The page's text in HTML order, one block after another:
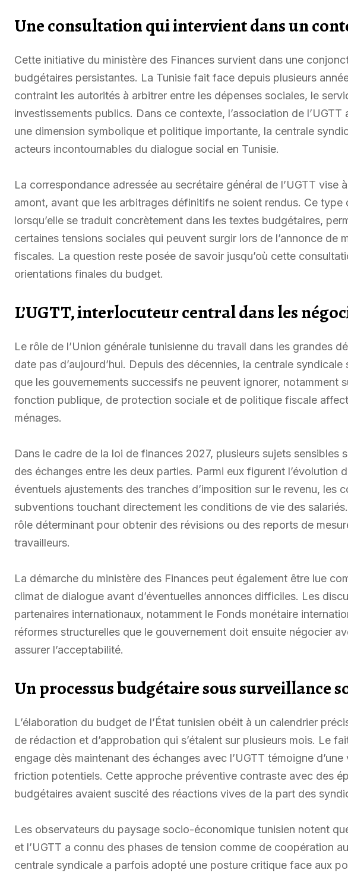
Une consultation qui intervient dans un
Cette initiative du ministère des Finances survient dans une
budgétaires persistantes. La Tunisie fait face depuis plusieurs
contraint les autorités à arbitrer entre les dépenses sociales, le
investissements publics. Dans ce contexte, l’association de
une dimension symbolique et politique importante, la centrale
acteurs incontournables du dialogue social en Tunisie.
La correspondance adressée au secrétaire général de l’UGTT vise
amont, avant que les arbitrages définitifs ne soient rendus. Ce
lorsqu’elle se traduit concrètement dans les textes budgétaires,
certaines tensions sociales qui peuvent surgir lors de l’annonce de
fiscales. La question reste posée de savoir jusqu’où cette
orientations finales du budget.
L’UGTT, interlocuteur central dans les
Le rôle de l’Union générale tunisienne du travail dans les grandes
date pas d’aujourd’hui. Depuis des décennies, la centrale
que les gouvernements successifs ne peuvent ignorer, notamment
fonction publique, de protection sociale et de politique fiscale
ménages.
Dans le cadre de la loi de finances 2027, plusieurs sujets sensibles
des échanges entre les deux parties. Parmi eux figurent l’évolution
éventuels ajustements des tranches d’imposition sur le revenu, les
subventions touchant directement les conditions de vie des
rôle déterminant pour obtenir des révisions ou des reports de
travailleurs.
La démarche du ministère des Finances peut également être lue
climat de dialogue avant d’éventuelles annonces difficiles. Les
partenaires internationaux, notamment le Fonds monétaire
réformes structurelles que le gouvernement doit ensuite négocier
assurer l’acceptabilité.
Un processus budgétaire sous surveillance
L’élaboration du budget de l’État tunisien obéit à un calendrier
de rédaction et d’approbation qui s’étalent sur plusieurs mois. Le
engage dès maintenant des échanges avec l’UGTT témoigne
friction potentiels. Cette approche préventive contraste avec des
budgétaires avaient suscité des réactions vives de la part des
Les observateurs du paysage socio-économique tunisien notent
et l’UGTT a connu des phases de tension comme de coopération
centrale syndicale a parfois adopté une posture critique face aux